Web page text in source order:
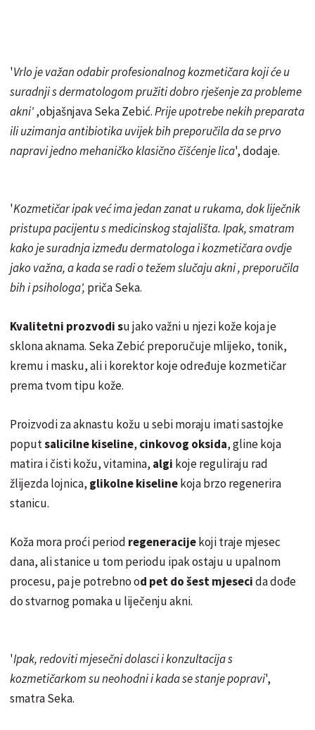
'Vrlo je važan odabir profesionalnog kozmetičara koji će u
suradnji s dermatologom pružiti dobro rješenje za probleme
akni',objašnjava Seka Zebić.Prije upotrebe nekih preparata
ili uzimanja antibiotika uvijek bih preporučila da se prvo
napravi jedno mehaničko klasično čišćenje lica', dodaje.
'Kozmetičar ipak već ima jedan zanat u rukama, dok liječnik
pristupa pacijentu s medicinskog stajališta. Ipak, smatram
kako je suradnja između dermatologa i kozmetičara ovdje
jako važna, a kada se radi o težem slučaju akni , preporučila
bih i psihologa', priča Seka.
Kvalitetni prozvodi su jako važni u njezi kože koja je
sklona aknama. Seka Zebić preporučuje mlijeko, tonik,
kremu i masku, ali i korektor koje određuje kozmetičar
prema tvom tipu kože.
Proizvodi za aknastu kožu u sebi moraju imati sastojke
poputsalicilne kiseline, cinkovog oksida, gline koja
matira i čisti kožu, vitamina, algi koje reguliraju rad
žlijezda lojnica, glikolne kiselinekoja brzo regenerira
stanicu.
Koža mora proći period regeneracijekoji traje mjesec
dana, ali stanice u tom periodu ipak ostaju u upalnom
procesu, pa je potrebno od pet do šest mjesecida dođe
do stvarnog pomaka u liječenju akni.
'Ipak, redoviti mjesečni dolasci i konzultacija s
kozmetičarkom su neohodni i kada se stanje popravi',
smatra Seka.